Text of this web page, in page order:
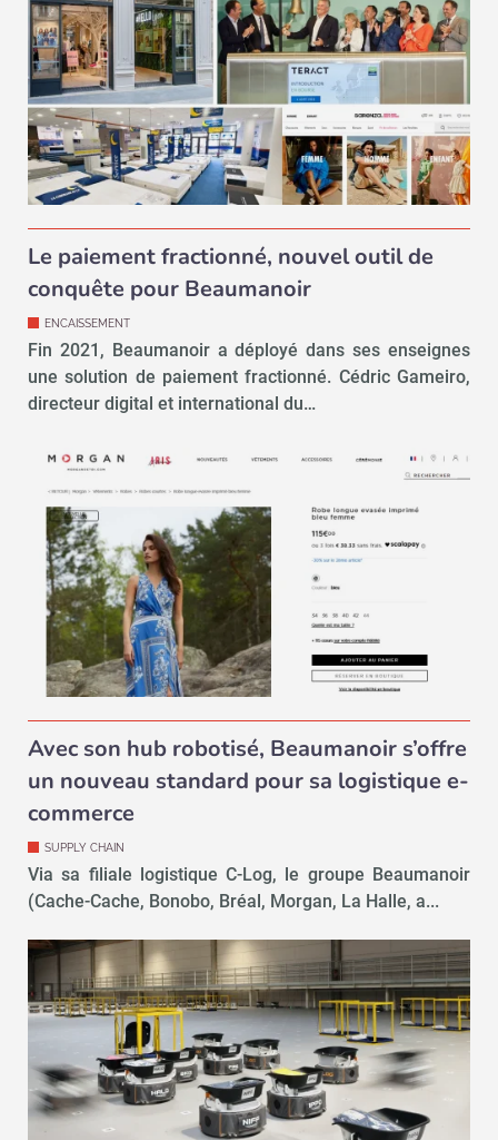
Le paiement fractionné, nouvel outil de
conquête pour Beaumanoir
ENCAISSEMENT
Fin 2021, Beaumanoir a déployé dans ses enseignes
une solution de paiement fractionné. Cédric Gameiro,
directeur digital et international du…
Avec son hub robotisé, Beaumanoir s’offre
un nouveau standard pour sa logistique e-
commerce
SUPPLY CHAIN
Via sa filiale logistique C-Log, le groupe Beaumanoir
(Cache-Cache, Bonobo, Bréal, Morgan, La Halle, a...